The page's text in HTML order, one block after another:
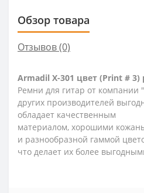
Обзор товара
Отзывов (0)
Armadil X-301 цвет (Print # 3)
Ремни для гитар от компании
других производителей
обладает качественным
материалом, хорошими
и разнообразной гаммой
что делает их более